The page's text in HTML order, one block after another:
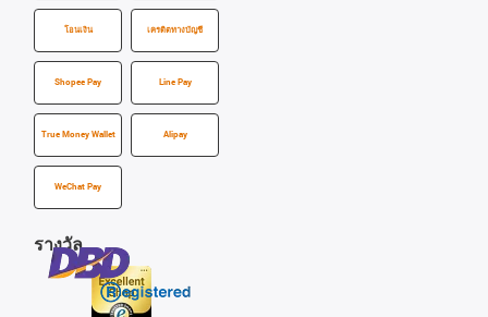
โอนเงิน เครดิตทางบัญชี
Shopee Pay Line Pay
True Money Wallet Alipay
WeChat Pay
รางวัล